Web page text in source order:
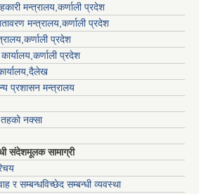
मन्त्रालय,कर्णाली प्रदेश
मन्त्रालय,कर्णाली प्रदेश
प्रदेश
प्रदेश
प्रशासन मन्त्रालय
नक्सा
संदेशमूलक सामाग्री
र सम्बन्धविच्छेद सम्बन्धी व्यवस्था